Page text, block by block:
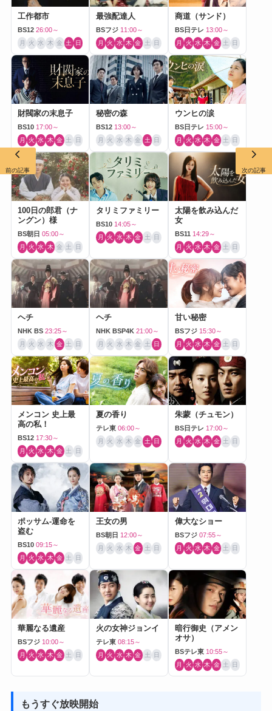
工作都市
BS12 26:00～
月 火 水 木 金 土 日
最強配達人
BSフジ 11:00～
月 火 水 木 金 土 日
商道（サンド）
BS日テレ 13:00～
月 火 水 木 金 土 日
財閥家の末息子
BS10 17:00～
月 火 水 木 金 土 日
秘密の森
BS12 13:00～
月 火 水 木 金 土 日
ウンヒの涙
BS日テレ 15:00～
月 火 水 木 金 土 日
100日の郎君（ナ
ングン）様
BS朝日 05:00～
月 火 水 木 金 土 日
タリミファミリー
BS10 14:05～
月 火 水 木 金 土 日
太陽を飲み込んだ
女
BS11 14:29～
月 火 水 木 金 土 日
ヘチ
NHK BS 23:25～
月 火 水 木 金 土 日
ヘチ
NHK BSP4K 21:00～
月 火 水 木 金 土 日
甘い秘密
BSフジ 15:30～
月 火 水 木 金 土 日
メンコン 史上最
高の私！
BS12 17:30～
月 火 水 木 金 土 日
夏の香り
テレ東 06:00～
月 火 水 木 金 土 日
朱蒙（チュモン）
BS日テレ 17:00～
月 火 水 木 金 土 日
ポッサム-運命を
盗む
BS10 09:15～
月 火 水 木 金 土 日
王女の男
BS朝日 12:00～
月 火 水 木 金 土 日
偉大なショー
BSフジ 07:55～
月 火 水 木 金 土 日
華麗なる遺産
BSフジ 10:00～
月 火 水 木 金 土 日
火の女神ジョンイ
テレ東 08:15～
月 火 水 木 金 土 日
暗行御史（アメン
オサ）
BSテレ東 10:55～
月 火 水 木 金 土 日
もうすぐ放映開始
前の記事 次の記事